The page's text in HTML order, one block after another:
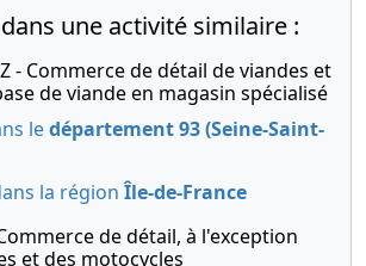
une activité similaire :
- Commerce de détail de viandes et
de viande en magasin spécialisé
ledépartement 93 (Seine-Saint-
la région Île-de-France
de détail, à l'exception
et des motocycles